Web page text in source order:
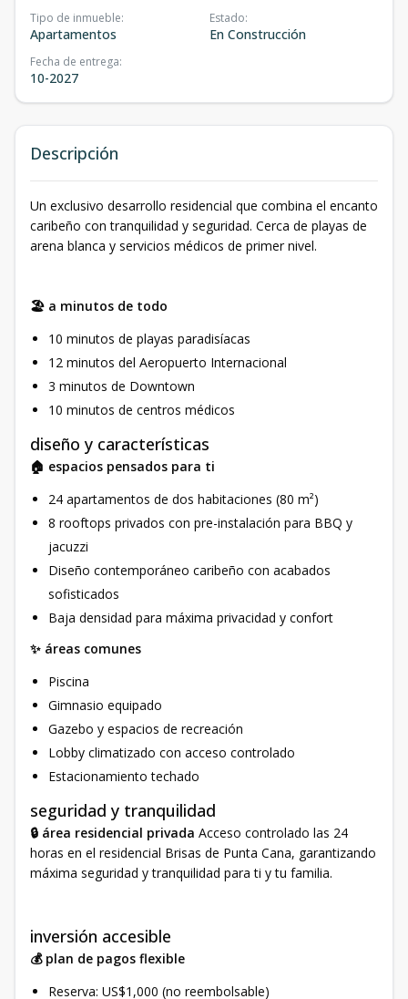
Tipo de inmueble:
Apartamentos
Estado:
En Construcción
Fecha de entrega:
10-2027
Descripción
Un exclusivo desarrollo residencial que combina el encanto
caribeño con tranquilidad y seguridad. Cerca de playas de
arena blanca y servicios médicos de primer nivel.
🏖️ a minutos de todo
10 minutos de playas paradisíacas
12 minutos del Aeropuerto Internacional
3 minutos de Downtown
10 minutos de centros médicos
diseño y características
🏠 espacios pensados para ti
24 apartamentos de dos habitaciones (80 m²)
8 rooftops privados con pre-instalación para BBQ y
jacuzzi
Diseño contemporáneo caribeño con acabados
sofisticados
Baja densidad para máxima privacidad y confort
✨ áreas comunes
Piscina
Gimnasio equipado
Gazebo y espacios de recreación
Lobby climatizado con acceso controlado
Estacionamiento techado
seguridad y tranquilidad
🔒 área residencial privada Acceso controlado las 24
horas en el residencial Brisas de Punta Cana, garantizando
máxima seguridad y tranquilidad para ti y tu familia.
inversión accesible
💰 plan de pagos flexible
Reserva: US$1,000 (no reembolsable)